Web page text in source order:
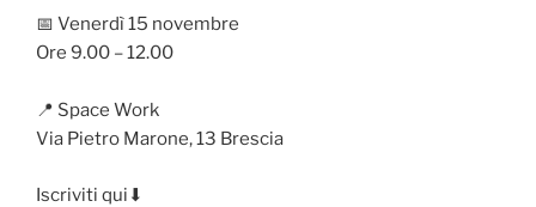
📅 Venerdì 15 novembre
Ore 9.00 – 12.00
📍 Space Work
Via Pietro Marone, 13 Brescia
Iscriviti qui⬇